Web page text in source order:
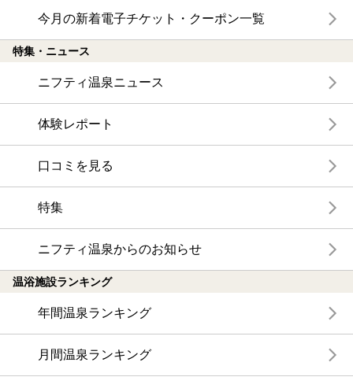
今月の新着電子チケット・クーポン一覧
特集・ニュース
ニフティ温泉ニュース
体験レポート
口コミを見る
特集
ニフティ温泉からのお知らせ
温浴施設ランキング
年間温泉ランキング
月間温泉ランキング